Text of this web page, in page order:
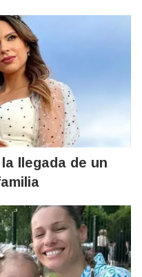
llegada de un